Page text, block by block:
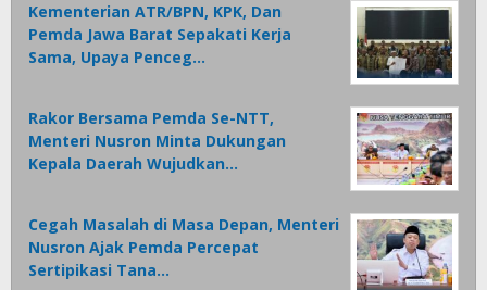
Kementerian ATR/BPN, KPK, Dan
Pemda Jawa Barat Sepakati Kerja
Sama, Upaya Penceg…
Rakor Bersama Pemda Se-NTT,
Menteri Nusron Minta Dukungan
Kepala Daerah Wujudkan…
Cegah Masalah di Masa Depan, Menteri
Nusron Ajak Pemda Percepat
Sertipikasi Tana…